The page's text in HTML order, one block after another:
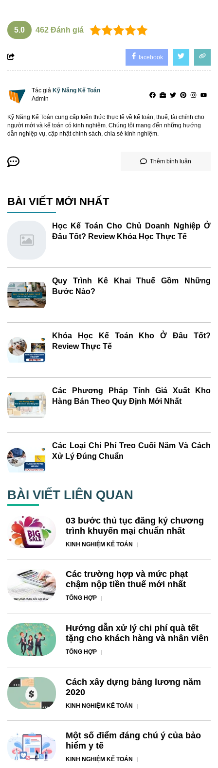
5.0 462 Đánh giá
facebook
Tác giả Kỹ Năng Kế Toán
Admin
Kỹ Năng Kế Toán cung cấp kiến thức thực tế về kế toán, thuế, tài chính cho
người mới và kế toán có kinh nghiệm. Chúng tôi mang đến những hướng
dẫn nghiệp vụ, cập nhật chính sách, chia sẻ kinh nghiệm.
Thêm bình luận
BÀI VIẾT MỚI NHẤT
Học Kế Toán Cho Chủ Doanh Nghiệp Ở
Đâu Tốt? Review Khóa Học Thực Tế
Quy Trình Kê Khai Thuế Gồm Những
Bước Nào?
Khóa Học Kế Toán Kho Ở Đâu Tốt?
Review Thực Tế
Các Phương Pháp Tính Giá Xuất Kho
Hàng Bán Theo Quy Định Mới Nhất
Các Loại Chi Phí Treo Cuối Năm Và Cách
Xử Lý Đúng Chuẩn
BÀI VIẾT LIÊN QUAN
03 bước thủ tục đăng ký chương
trình khuyến mại chuẩn nhất
KINH NGHIỆM KẾ TOÁN
Các trường hợp và mức phạt
chậm nộp tiền thuế mới nhất
TỔNG HỢP
Hướng dẫn xử lý chi phí quà tết
tặng cho khách hàng và nhân viên
TỔNG HỢP
Cách xây dựng bảng lương năm
2020
KINH NGHIỆM KẾ TOÁN
Một số điểm đáng chú ý của bảo
hiểm y tế
KINH NGHIỆM KẾ TOÁN